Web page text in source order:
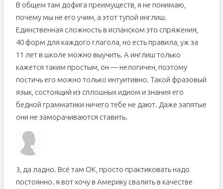
В общем там дофига преимуществ, я не понимаю,
почему мы не его учим, а этот тупой инглиш.
Единственная сложность в испанском это спряжения,
40 форм для каждого глагола, но есть правила, уж за
11 лет в школе можно выучить. А инглиш только
кажется таким простым, он — нелогичен, поэтому
постичь его можно только интуитивно. Такой фразовый
язык, состоящий из сплошных идиом и знания его
бедной грамматики ничего тебе не дают. Даже запятые
они не заморачиваются ставить.
3, да ладно. Всё там ОК, просто практиковать надо
постоянно. я вот хочу в Америку свалить в качестве